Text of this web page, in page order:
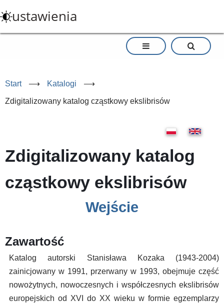
do
treści
ustawienia
Start ⟶ Katalogi ⟶
Zdigitalizowany katalog cząstkowy ekslibrisów
Zdigitalizowany katalog
cząstkowy ekslibrisów
Wejście
Zawartość
Katalog autorski Stanisława Kozaka (1943-2004)
zainicjowany w 1991, przerwany w 1993, obejmuje część
nowożytnych, nowoczesnych i współczesnych ekslibrisów
europejskich od XVI do XX wieku w formie egzemplarzy